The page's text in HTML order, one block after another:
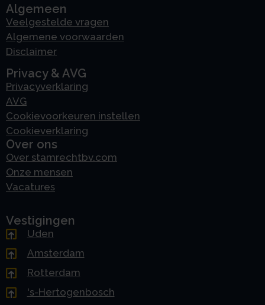
Algemeen
Veelgestelde vragen
Algemene voorwaarden
Disclaimer
Privacy & AVG
Privacyverklaring
AVG
Cookievoorkeuren instellen
Cookieverklaring
Over ons
Over stamrechtbv.com
Onze mensen
Vacatures
Vestigingen
Uden
Amsterdam
Rotterdam
's-Hertogenbosch